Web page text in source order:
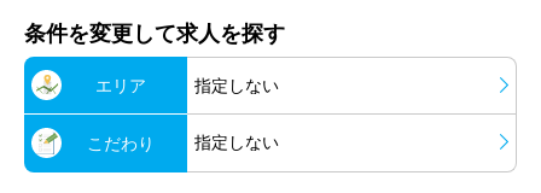
条件を変更して求人を探す
エリア 指定しない
こだわり 指定しない